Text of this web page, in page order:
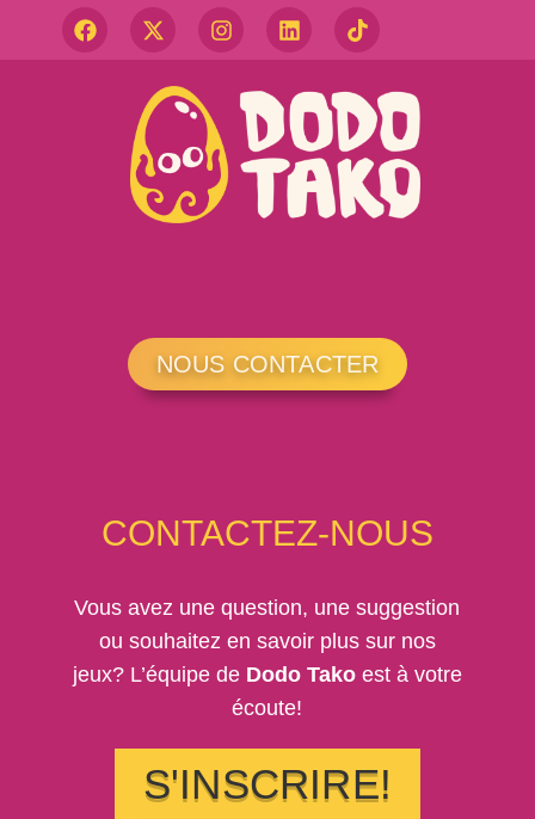
NOUS CONTACTER
CONTACTEZ-NOUS
Vous avez une question, une suggestion
ou souhaitez en savoir plus sur nos
jeux? L’équipe de Dodo Takoest à votre
écoute!
S'INSCRIRE!